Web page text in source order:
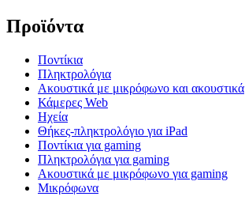
Προϊόντα
Ποντίκια
Πληκτρολόγια
Ακουστικά με μικρόφωνο και ακουστικά
Κάμερες Web
Ηχεία
Θήκες-πληκτρολόγιο για iPad
Ποντίκια για gaming
Πληκτρολόγια για gaming
Ακουστικά με μικρόφωνο για gaming
Μικρόφωνα